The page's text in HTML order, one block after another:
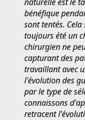
bénéfique
sont tentés.
toujours été un
chirurgien ne
capturant des
travaillant avec
l'évolution des
par le type de
connaissons
retracent